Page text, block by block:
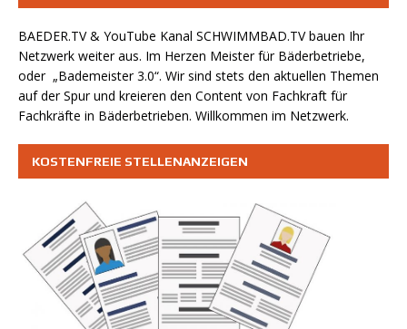
BAEDER.TV & YouTube Kanal SCHWIMMBAD.TVbauen Ihr
Netzwerk weiter aus. Im Herzen Meister für Bäderbetriebe,
oder „Bademeister 3.0“. Wir sind stets den aktuellen Themen
auf der Spur und kreieren den Content von Fachkraft für
Fachkräfte in Bäderbetrieben. Willkommen im Netzwerk.
KOSTENFREIE STELLENANZEIGEN